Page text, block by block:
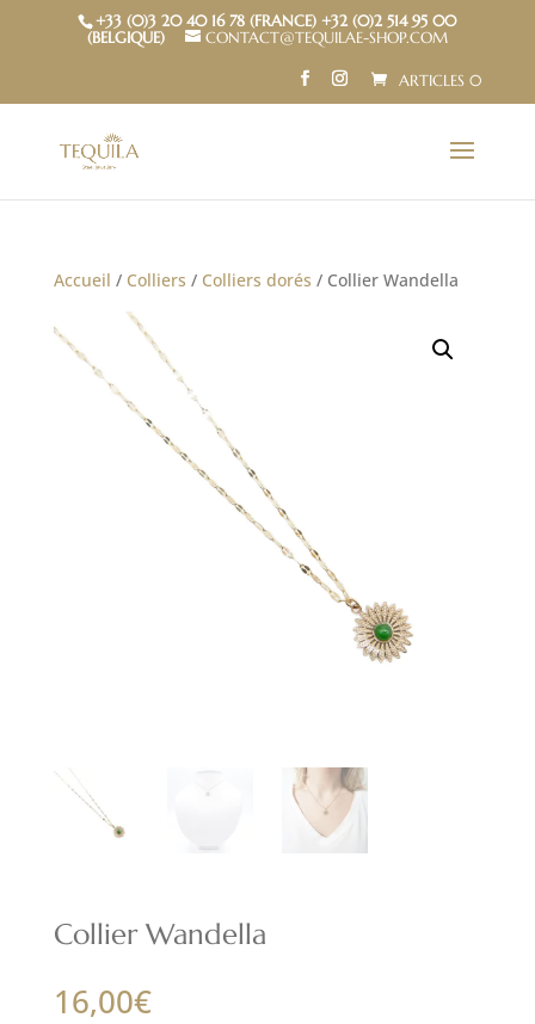
+33 (0)3 20 40 16 78 (FRANCE) +32 (0)2 514 95 00
(BELGIQUE)
CONTACT@TEQUILAE-SHOP.COM
ARTICLES 0
Accueil / Colliers / Colliers dorés / Collier Wandella
Collier Wandella
16,00€